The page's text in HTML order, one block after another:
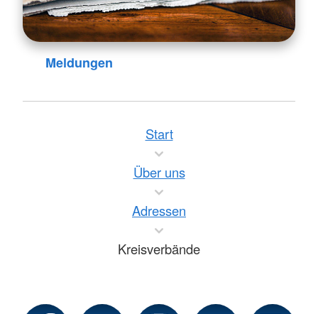
Meldungen
Start
Über uns
Adressen
Kreisverbände